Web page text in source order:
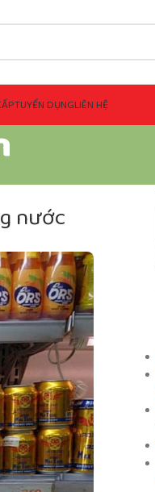
TUYỂN DỤNGLIÊN HỆ
nước